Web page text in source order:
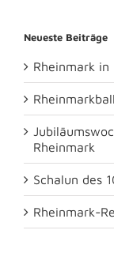
Neueste Beiträge
Rheinmark in
Rheinmark
Schalun des
Rheinmark-